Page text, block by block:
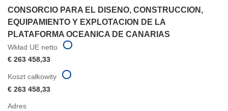
CONSORCIO PARA EL DISENO, CONSTRUCCION,
EQUIPAMIENTO Y EXPLOTACION DE LA
PLATAFORMA OCEANICA DE CANARIAS
Wkład UE netto
€ 263 458,33
Adres
Koszt całkowity
€ 263 458,33